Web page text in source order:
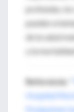
profundas,
pueden
de la salud
y la
Referencia
Hospital
Postpartum